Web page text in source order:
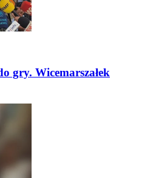
gry. Wicemarszałek